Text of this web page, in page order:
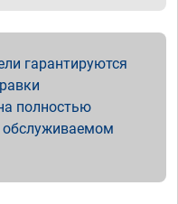
гарантируются
полностью
обслуживаемом